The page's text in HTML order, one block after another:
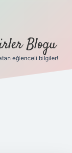
Blogu
eğlenceli bilgiler!